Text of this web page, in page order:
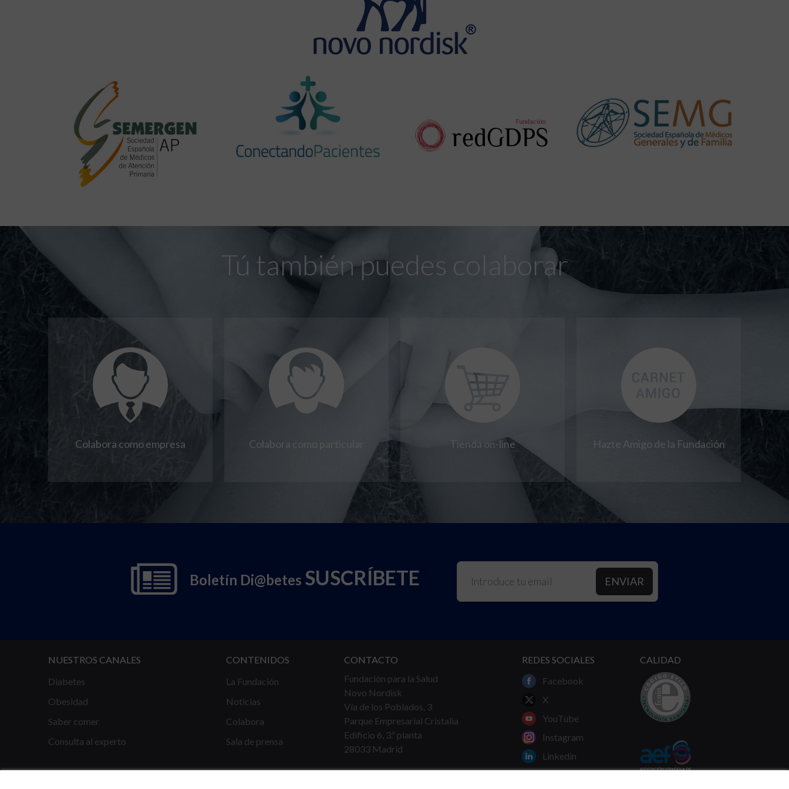
Tú también puedes colaborar
Colabora como empresa Colabora como particular Tienda on-line Hazte Amigo de la Fundación
Boletín Di@betes SUSCRÍBETE
NUESTROS CANALES
Diabetes
Obesidad
Saber comer
Consulta al experto
CONTENIDOS
La Fundación
Noticias
Colabora
Sala de prensa
CONTACTO
Fundación para la Salud
Novo Nordisk
Vía de los Poblados, 3
Parque Empresarial Cristalia
Edificio 6, 3.ª planta
28033 Madrid
REDES SOCIALES
Facebook
X
YouTube
Instagram
Linkedin
CALIDAD